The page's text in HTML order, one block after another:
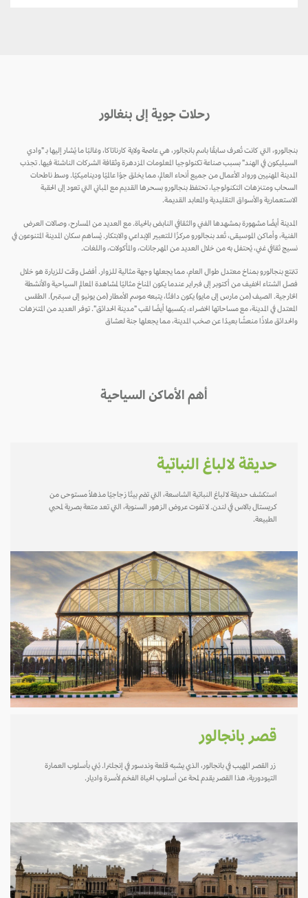
رحلات جوية إلى بنغالور
بنجالورو، التي كانت تُعرف سابقًا باسم بانجالور، هي عاصمة ولاية كارناتاكا، وغالبًا ما يُشار إليها بـ "وادي
السيليكون في الهند" بسبب صناعة تكنولوجيا المعلومات المزدهرة وثقافة الشركات الناشئة فيها. تجذب
المدينة المهنيين ورواد الأعمال من جميع أنحاء العالم، مما يخلق جوًا عالميًا وديناميكيًا. وسط ناطحات
السحاب ومتنزهات التكنولوجيا، تحتفظ بنجالورو بسحرها القديم مع المباني التي تعود إلى الحقبة
الاستعمارية والأسواق التقليدية والمعابد القديمة.
المدينة أيضًا مشهورة بمشهدها الفني والثقافي النابض بالحياة. مع العديد من المسارح، وصالات العرض
الفنية، وأماكن الموسيقى، تُعد بنجالورو مركزًا للتعبير الإبداعي والابتكار. يُساهم سكان المدينة المتنوعون في
نسيج ثقافي غني، يُحتفل به من خلال العديد من المهرجانات، والمأكولات، واللغات.
تتمتع بنجالورو بمناخ معتدل طوال العام، مما يجعلها وجهة مثالية للزوار. أفضل وقت للزيارة هو خلال
فصل الشتاء الخفيف من أكتوبر إلى فبراير عندما يكون المناخ مثاليًا لمشاهدة المعالم السياحية والأنشطة
الخارجية. الصيف (من مارس إلى مايو) يكون دافئًا، يتبعه موسم الأمطار (من يونيو إلى سبتمبر). الطقس
المعتدل في المدينة، مع مساحاتها الخضراء، يكسبها أيضًا لقب "مدينة الحدائق". توفر العديد من المتنزهات
والحدائق ملاذًا منعشًا بعيدًا عن صخب المدينة، مما يجعلها جنة لعشاق
أهم الأماكن السياحية
حديقة لالباغ النباتية
استكشف حديقة لالباغ النباتية الشاسعة، التي تضم بيتًا زجاجيًا مذهلاً مستوحى من
كريستال بالاس في لندن. لا تفوت عروض الزهور السنوية، التي تعد متعة بصرية لمحبي
الطبيعة.
قصر بانجالور
زر القصر المهيب في بانجالور، الذي يشبه قلعة وندسور في إنجلترا. بُني بأسلوب العمارة
التيودورية، هذا القصر يقدم لمحة عن أسلوب الحياة الفخم لأسرة واديار.